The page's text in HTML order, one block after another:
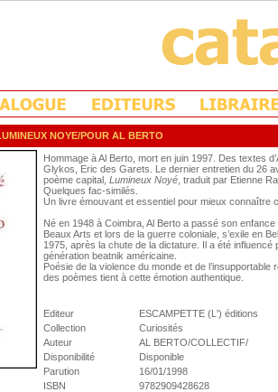
NOYE/POUR AL BERTO
Hommage à Al Berto, mort en juin 1997. Des textes
Glykos, Eric des Garets. Le dernier entretien du 26
poème capital, Lumineux Noyé , traduit par Etienne
Quelques fac-similés.
Un livre émouvant et essentiel pour mieux connaître
Né en 1948 à Coimbra, Al Berto a passé son
Beaux Arts et lors de la guerre coloniale, s’exile en
1975, après la chute de la dictature. Il a été
génération beatnik américaine.
Poésie de la violence du monde et de
des poèmes tient à cette émotion authentique.
Editeur
ESCAMPETTE (L') éditions
Collection
Curiosités
Auteur
AL BERTO/COLLECTIF/
Disponibilité
Disponible
Parution
16/01/1998
ISBN
9782909428628